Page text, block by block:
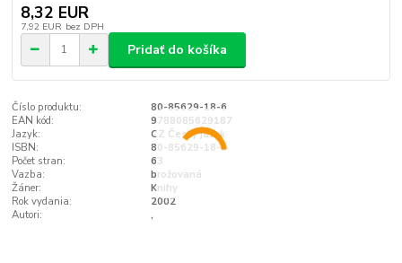
8,32 EUR
7,92 EUR bez DPH
Pridať do košíka
Číslo produktu:
80-85629-18-6
EAN kód:
9788085629187
Jazyk:
CZ Český jazyk
ISBN:
80-85629-18-6
Počet stran:
63
Vazba:
brožovaná
Žáner:
Knihy
Rok vydania:
2002
Autori:
,